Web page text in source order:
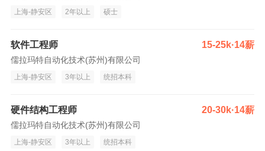
上海-静安区 2年以上 硕士
软件工程师 15-25k·14薪
儒拉玛特自动化技术(苏州)有限公司
上海-静安区 3年以上 统招本科
硬件结构工程师 20-30k·14薪
儒拉玛特自动化技术(苏州)有限公司
上海-静安区 3年以上 统招本科